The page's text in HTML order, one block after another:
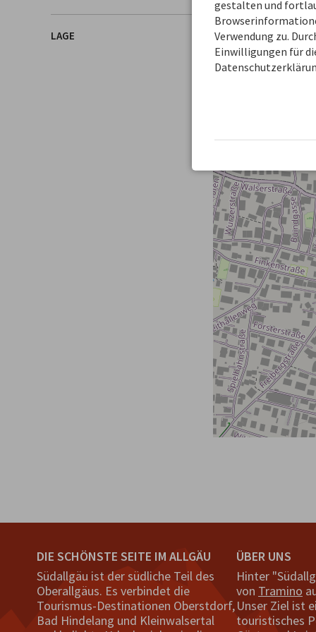
LAGE
+
−
DIE SCHÖNSTE SEITE IM ALLGÄU
Südallgäu ist der südliche Teil des
Oberallgäus. Es verbindet die
Tourismus-Destinationen Oberstdorf,
Bad Hindelang und Kleinwalsertal
ÜBER UNS
Hinter
von Tramino
Unser Ziel ist
touristisches
gestalten und
Verwendung zu.
Einwilligungen für